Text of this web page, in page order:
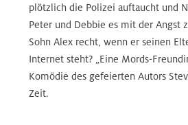
plötzlich die Polizei auftaucht und
Peter und Debbie es mit der Angst
Sohn Alex recht, wenn er seinen
Internet steht? „Eine Mords-
Komödie des gefeierten Autors
Zeit.